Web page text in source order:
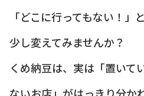
「どこに行ってもない！」
少し変えてみませんか？
くめ納豆は、実は「置いて